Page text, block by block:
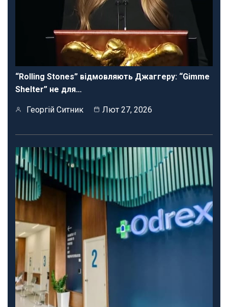
“Rolling Stones” відмовляють Джаггеру: “Gimme
Shelter” не для…
Георгій Ситник Лют 27, 2026